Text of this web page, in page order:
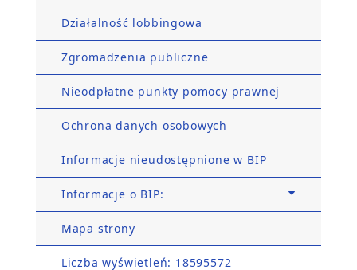
Działalność lobbingowa
Zgromadzenia publiczne
Nieodpłatne punkty pomocy prawnej
Ochrona danych osobowych
Informacje nieudostępnione w BIP
Informacje o BIP:
Mapa strony
Liczba wyświetleń: 18595572